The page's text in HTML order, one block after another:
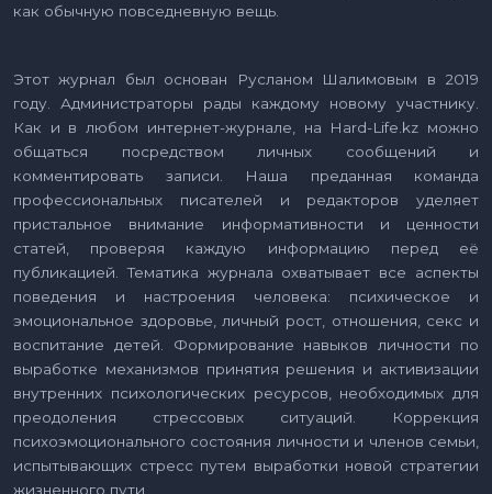
как обычную повседневную вещь.
Этот журнал был основан Русланом Шалимовым в 2019
году. Администраторы рады каждому новому участнику.
Как и в любом интернет-журнале, на Hard-Life.kz можно
общаться посредством личных сообщений и
комментировать записи. Наша преданная команда
профессиональных писателей и редакторов уделяет
пристальное внимание информативности и ценности
статей, проверяя каждую информацию перед её
публикацией. Тематика журнала охватывает все аспекты
поведения и настроения человека: психическое и
эмоциональное здоровье, личный рост, отношения, секс и
воспитание детей. Формирование навыков личности по
выработке механизмов принятия решения и активизации
внутренних психологических ресурсов, необходимых для
преодоления стрессовых ситуаций. Коррекция
психоэмоционального состояния личности и членов семьи,
испытывающих стресс путем выработки новой стратегии
жизненного пути.